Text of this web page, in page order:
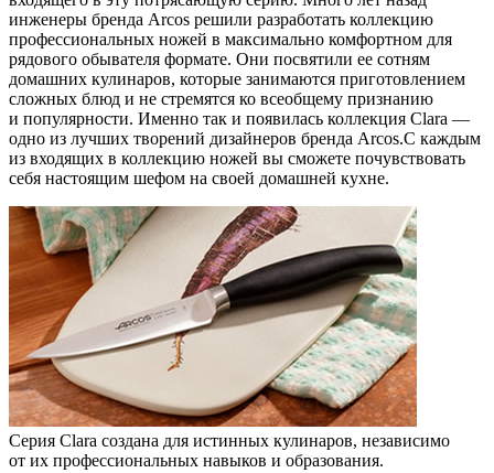
инженеры бренда Arcos решили разработать коллекцию
профессиональных ножей в максимально комфортном для
рядового обывателя формате. Они посвятили ее сотням
домашних кулинаров, которые занимаются приготовлением
сложных блюд и не стремятся ко всеобщему признанию
и популярности. Именно так и появилась коллекция Clara —
одно из лучших творений дизайнеров бренда Arcos.С каждым
из входящих в коллекцию ножей вы сможете почувствовать
себя настоящим шефом на своей домашней кухне.
Серия Clara создана для истинных кулинаров, независимо
от их профессиональных навыков и образования.